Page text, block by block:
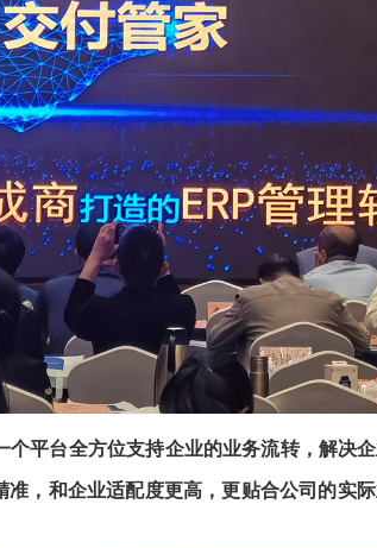
个平台全方位支持企业的业务流转，解决
，和企业适配度更高，更贴合公司的实际